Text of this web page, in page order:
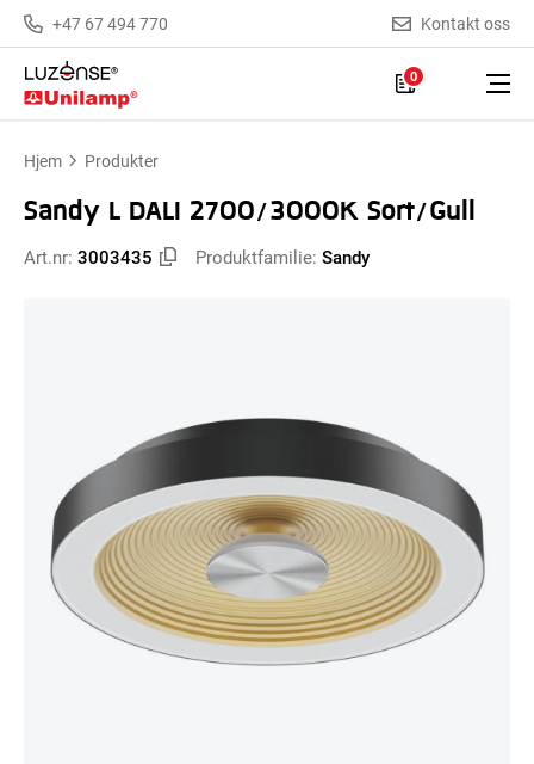
+47 67 494 770 Kontakt oss
0
Hjem Produkter
Sandy L DALI 2700/3000K Sort/Gull
Art.nr: 3003435 Produktfamilie: Sandy